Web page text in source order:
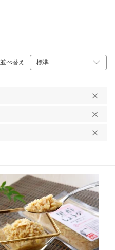
並べ替え